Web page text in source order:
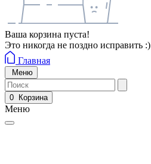
Ваша корзина пуста!
Это никогда не поздно исправить :)
Главная
Меню
0 Корзина
Меню